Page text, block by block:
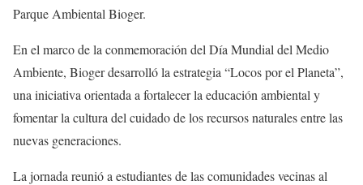
Parque Ambiental Bioger.
En el marco de la conmemoración del Día Mundial del Medio
Ambiente, Bioger desarrolló la estrategia “Locos por el Planeta”,
una iniciativa orientada a fortalecer la educación ambiental y
fomentar la cultura del cuidado de los recursos naturales entre las
nuevas generaciones.
La jornada reunió a estudiantes de las comunidades vecinas al